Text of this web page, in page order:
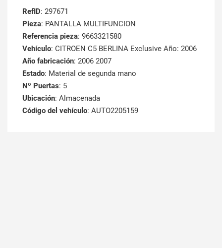
RefID: 297671
Pieza: PANTALLA MULTIFUNCION
Referencia pieza: 9663321580
Vehículo: CITROEN C5 BERLINA Exclusive Año: 2006
Año fabricación: 2006 2007
Estado: Material de segunda mano
Nº Puertas: 5
Ubicación: Almacenada
Código del vehículo: AUTO2205159